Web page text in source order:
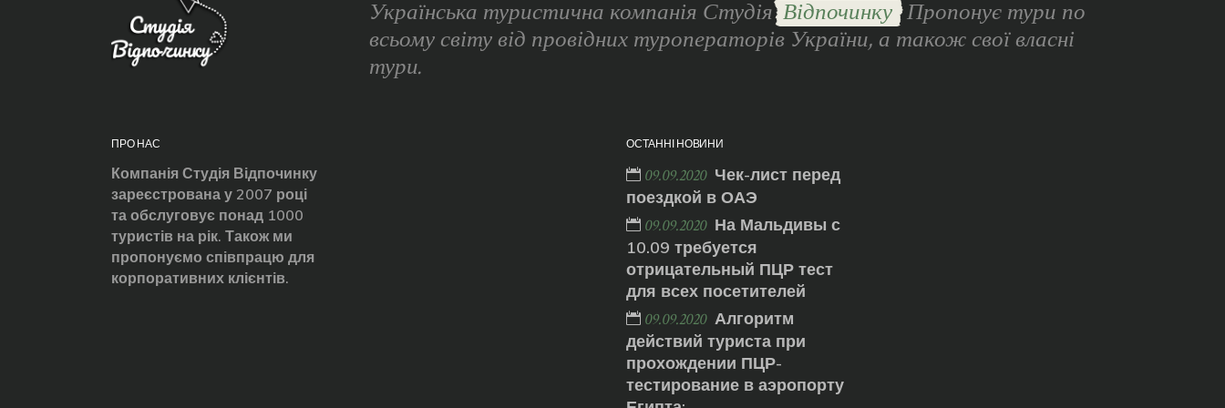
Українська туристична компанія СтудіяВідпочинку Пропонує тури по
всьому світу від провідних туроператорів України, а також свої власні
тури.
ПРО НАС
Компанія Студія Відпочинку
зареєстрована у 2007 році
та обслуговує понад 1000
туристів на рік. Також ми
пропонуємо співпрацю для
корпоративних клієнтів.
ОСТАННІ НОВИНИ
09.09.2020 Чек-лист перед
поездкой в ОАЭ
09.09.2020 На Мальдивы с
10.09 требуется
отрицательный ПЦР тест
для всех посетителей
09.09.2020 Алгоритм
действий туриста при
прохождении ПЦР-
тестирование в аэропорту